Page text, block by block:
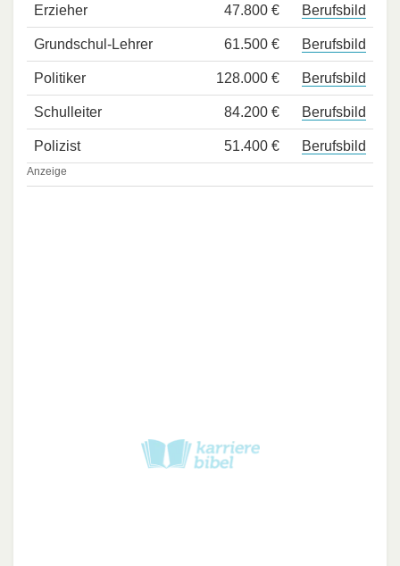
Erzieher 47.800 € Berufsbild
Grundschul-Lehrer 61.500 € Berufsbild
Politiker 128.000 € Berufsbild
Schulleiter 84.200 € Berufsbild
Polizist 51.400 € Berufsbild
Anzeige